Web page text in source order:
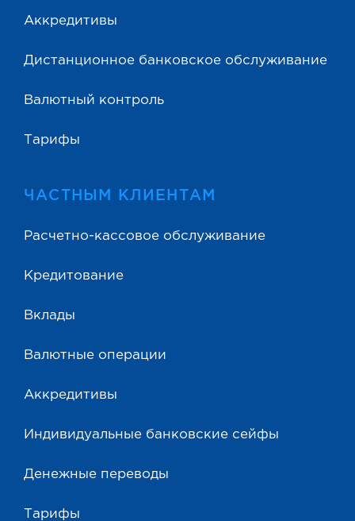
Аккредитивы
Дистанционное банковское обслуживание
Валютный контроль
Тарифы
ЧАСТНЫМ КЛИЕНТАМ
Расчетно-кассовое обслуживание
Кредитование
Вклады
Валютные операции
Аккредитивы
Индивидуальные банковские сейфы
Денежные переводы
Тарифы